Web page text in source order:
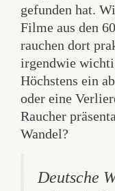
gefunden hat.
Filme aus den
rauchen dort
irgendwie
Höchstens ein
oder eine
Raucher
Wandel?
Deutsche